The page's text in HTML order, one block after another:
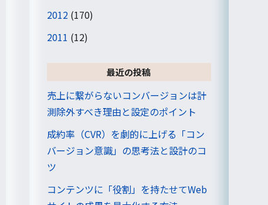
2012(170)
2011 (12)
最近の投稿
売上に繋がらないコンバージョンは計
測除外すべき理由と設定のポイント
成約率（CVR）を劇的に上げる「コン
バージョン意識」の思考法と設計のコ
ツ
コンテンツに「役割」を持たせてWeb